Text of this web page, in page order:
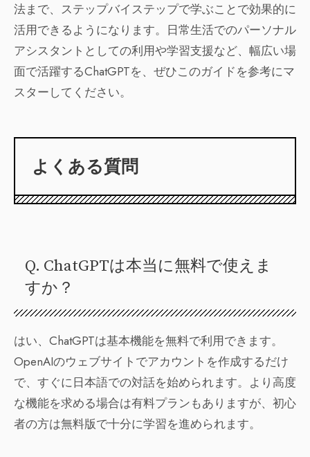
法まで、ステップバイステップで学ぶことで効果的に
活用できるようになります。日常生活でのパーソナル
アシスタントとしての利用や学習支援など、幅広い場
面で活躍するChatGPTを、ぜひこのガイドを参考にマ
スターしてください。
よくある質問
Q. ChatGPTは本当に無料で使えま
すか？
はい、ChatGPTは基本機能を無料で利用できます。
OpenAIのウェブサイトでアカウントを作成するだけ
で、すぐに日本語での対話を始められます。より高度
な機能を求める場合は有料プランもありますが、初心
者の方は無料版で十分に学習を進められます。